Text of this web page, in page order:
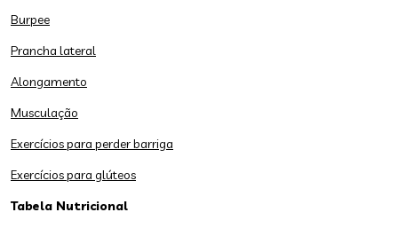
Burpee
Prancha lateral
Alongamento
Musculação
Exercícios para perder barriga
Exercícios para glúteos
Tabela Nutricional